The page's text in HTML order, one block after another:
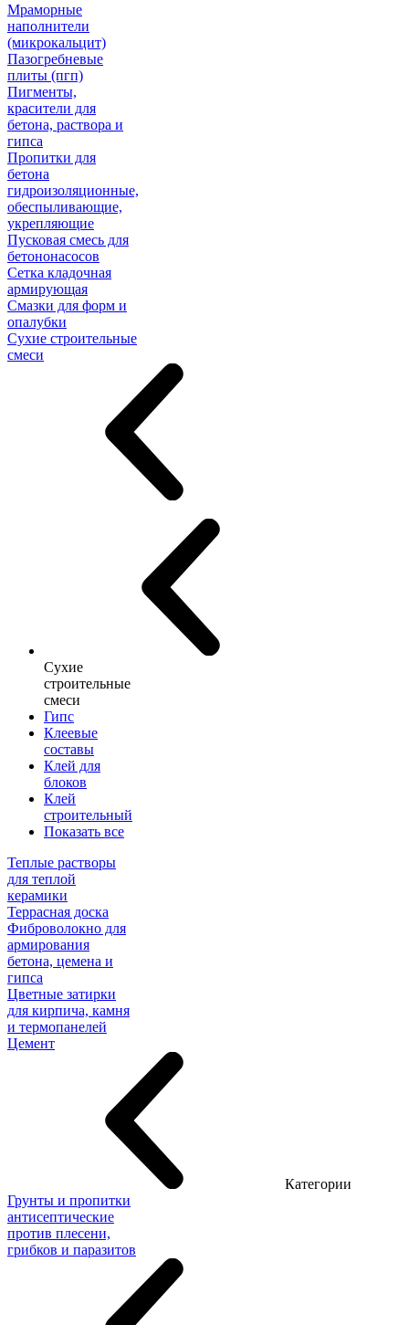
Мраморные
наполнители
(микрокальцит)
Пазогребневые
плиты (пгп)
Пигменты,
красители для
бетона, раствора и
гипса
Пропитки для
бетона
гидроизоляционные,
обеспыливающие,
укрепляющие
Пусковая смесь для
бетононасосов
Сетка кладочная
армирующая
Смазки для форм и
опалубки
Сухие строительные
смеси
Сухие
строительные
смеси
Гипс
Клеевые
составы
Клей для
блоков
Клей
строительный
Показать все
Теплые растворы
для теплой
керамики
Террасная доска
Фиброволокно для
армирования
бетона, цемена и
гипса
Цветные затирки
для кирпича, камня
и термопанелей
Цемент
Категории
Грунты и пропитки
антисептические
против плесени,
грибков и паразитов